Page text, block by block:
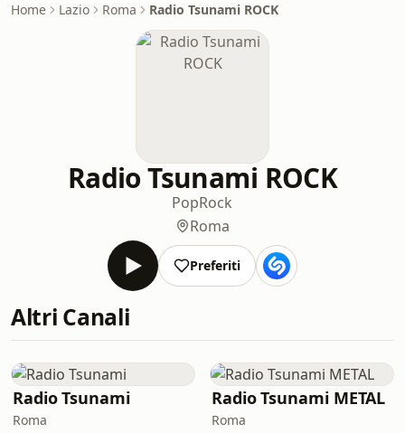
Home Lazio Roma Radio Tsunami ROCK
Radio Tsunami ROCK
PopRock
Roma
Preferiti
Altri Canali
Radio Tsunami
Roma
Radio Tsunami METAL
Roma